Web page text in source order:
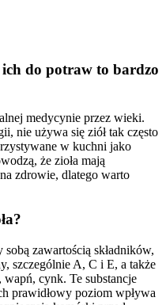
ich do potraw to bardzo
medycynie przez wieki.
nie używa się ziół tak często
w kuchni jako
że zioła mają
zdrowie, dlatego warto
sobą zawartością składników,
szczególnie A, C i E, a także
wapń, cynk. Te substancje
prawidłowy poziom wpływa